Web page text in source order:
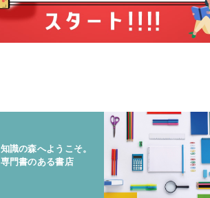
知識の森へようこそ。
専門書のある書店